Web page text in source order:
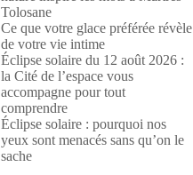
Tolosane
Ce que votre glace préférée révèle
de votre vie intime
Éclipse solaire du 12 août 2026 :
la Cité de l’espace vous
accompagne pour tout
comprendre
Éclipse solaire : pourquoi nos
yeux sont menacés sans qu’on le
sache